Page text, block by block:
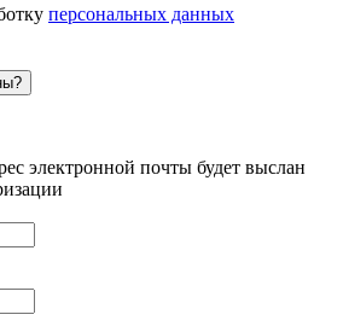
персональных данных
электронной почты будет выслан